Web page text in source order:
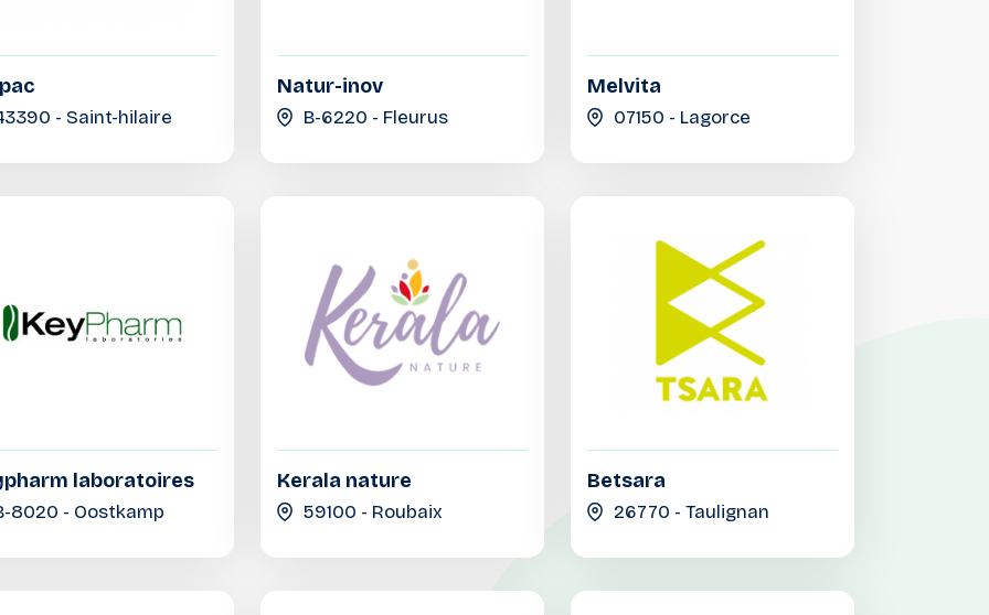
- Saint-hilaire
Natur-inov
B-6220 - Fleurus
Melvita
07150 - Lagorce
laboratoires
8020 - Oostkamp
Kerala nature
59100 - Roubaix
Betsara
26770 - Taulignan